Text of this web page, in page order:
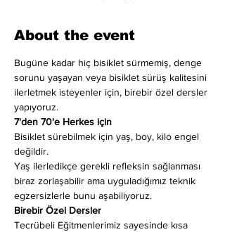
About the event
Bugüne kadar hiç bisiklet sürmemiş, denge
sorunu yaşayan veya bisiklet sürüş kalitesini
ilerletmek isteyenler için, birebir özel dersler
yapıyoruz.
7'den 70'e Herkes için
Bisiklet sürebilmek için yaş, boy, kilo engel
değildir.
Yaş ilerledikçe gerekli refleksin sağlanması
biraz zorlaşabilir ama uyguladığımız teknik
egzersizlerle bunu aşabiliyoruz.
Birebir Özel Dersler
Tecrübeli Eğitmenlerimiz sayesinde kısa